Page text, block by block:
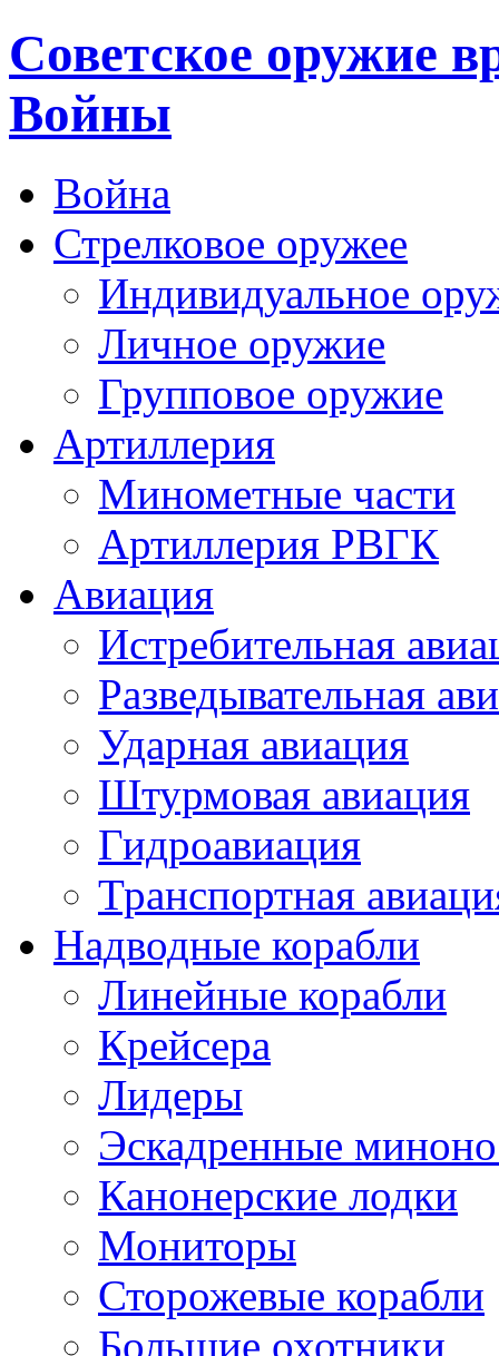
Cоветское оружие
Войны
Война
Стрелковое оружее
Индивидуальное
Личное оружие
Групповое оружие
Артиллерия
Минометные части
Артиллерия РВГК
Авиация
Истребительная
Разведывательная
Ударная авиация
Штурмовая авиация
Гидроавиация
Транспортная
Надводные корабли
Линейные корабли
Крейсера
Лидеры
Эскадренные
Канонерские лодки
Мониторы
Сторожевые корабли
Большие охотники